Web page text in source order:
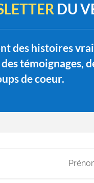
DU
des histoires
témoignages,
de coeur.